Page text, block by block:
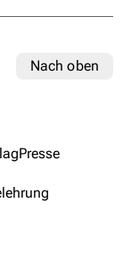
Nach oben
Presse